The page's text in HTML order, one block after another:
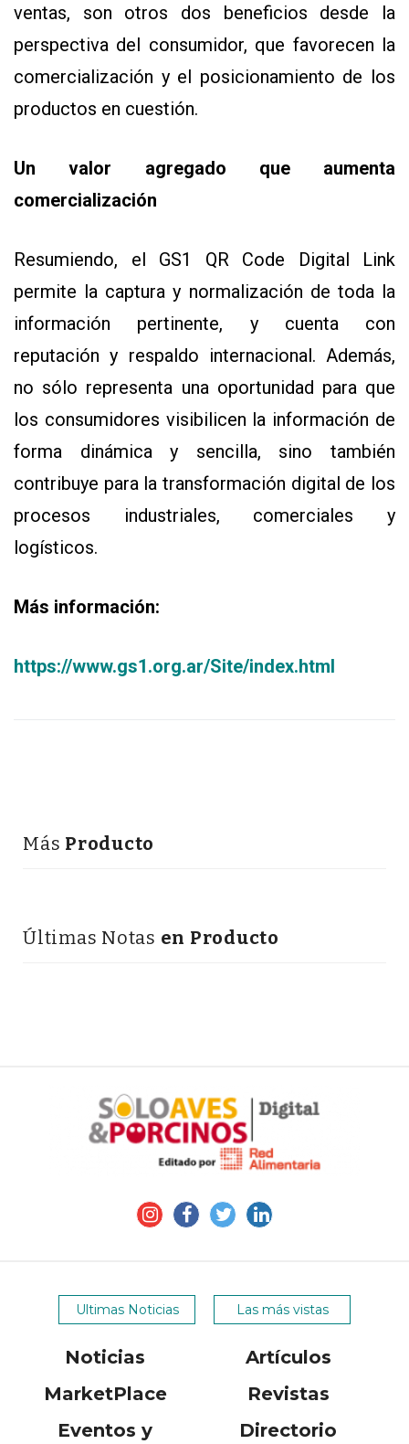
ventas, son otros dos beneficios desde la
perspectiva del consumidor, que favorecen la
comercialización y el posicionamiento de los
productos en cuestión.
Un valor agregado que aumenta
comercialización
Resumiendo, el GS1 QR Code Digital Link
permite la captura y normalización de toda la
información pertinente, y cuenta con
reputación y respaldo internacional. Además,
no sólo representa una oportunidad para que
los consumidores visibilicen la información de
forma dinámica y sencilla, sino también
contribuye para la transformación digital de los
procesos industriales, comerciales y
logísticos.
Más información:
https://www.gs1.org.ar/Site/index.html
Más Producto
Últimas Notas en Producto
Ultimas Noticias Las más vistas
Noticias
Artículos
MarketPlace
Revistas
Eventos y
Directorio